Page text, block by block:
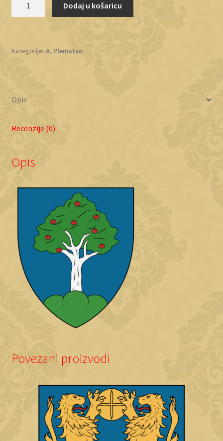
Dodaj u košaricu
Kategorije: A, Plemstvo
Opis
Recenzije (0)
Opis
Povezani proizvodi